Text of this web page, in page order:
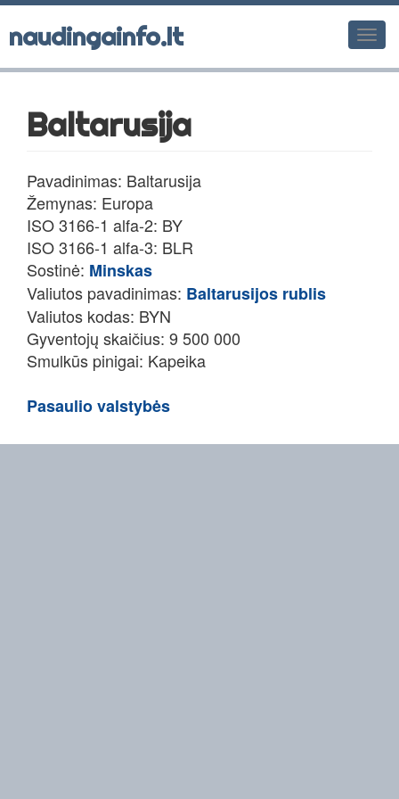
naudingainfo.lt
Baltarusija
Pavadinimas: Baltarusija
Žemynas: Europa
ISO 3166-1 alfa-2: BY
ISO 3166-1 alfa-3: BLR
Sostinė: Minskas
Valiutos pavadinimas: Baltarusijos rublis
Valiutos kodas: BYN
Gyventojų skaičius: 9 500 000
Smulkūs pinigai: Kapeika
Pasaulio valstybės